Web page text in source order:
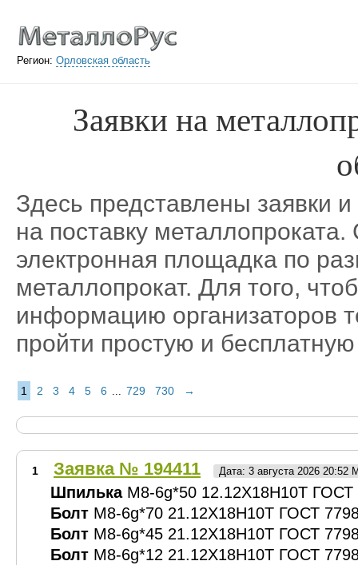
Регион: Орловская область
Заявки на
Здесь представлены заявки
на поставку
электронная площадка по
металлопрокат. Для того,
информацию организаторов
пройти простую и
1 2 3 4 5 6 729 730 →
1 Заявка № 194411 Дата: 3 августа 2026 20:52
ШпилькаМ8-6g*50 12.12Х18Н10Т ГОСТ
Болт М8-6g*70 21.12Х18Н10Т ГОСТ
Болт М8-6g*45 21.12Х18Н10Т ГОСТ
Болт М8-6g*12 21.12Х18Н10Т ГОСТ